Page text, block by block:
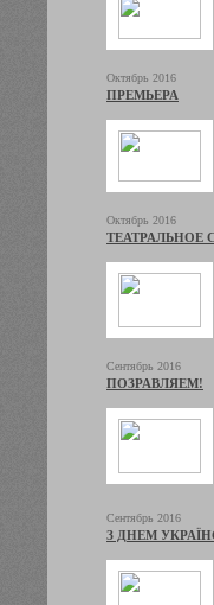
Октябрь 2016
ПРЕМЬЕРА
Октябрь 2016
ТЕАТРАЛЬНОЕ
Сентябрь 2016
ПОЗРАВЛЯЕМ!
Сентябрь 2016
З ДНЕМ